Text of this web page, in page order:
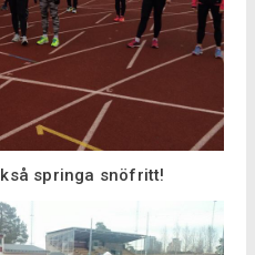
springa snöfritt!